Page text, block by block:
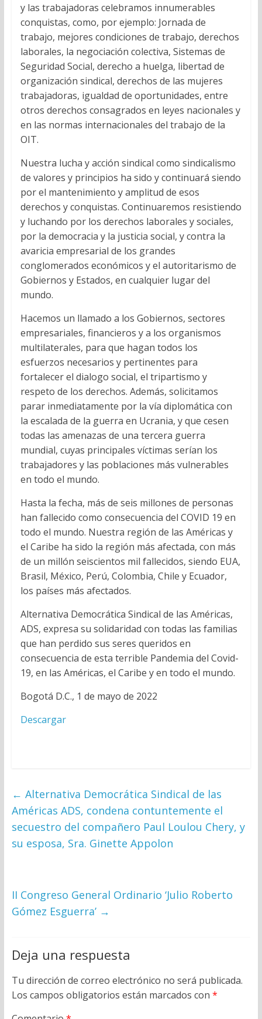
y las trabajadoras celebramos innumerables
conquistas, como, por ejemplo: Jornada de
trabajo, mejores condiciones de trabajo, derechos
laborales, la negociación colectiva, Sistemas de
Seguridad Social, derecho a huelga, libertad de
organización sindical, derechos de las mujeres
trabajadoras, igualdad de oportunidades, entre
otros derechos consagrados en leyes nacionales y
en las normas internacionales del trabajo de la
OIT.
Nuestra lucha y acción sindical como sindicalismo
de valores y principios ha sido y continuará siendo
por el mantenimiento y amplitud de esos
derechos y conquistas. Continuaremos resistiendo
y luchando por los derechos laborales y sociales,
por la democracia y la justicia social, y contra la
avaricia empresarial de los grandes
conglomerados económicos y el autoritarismo de
Gobiernos y Estados, en cualquier lugar del
mundo.
Hacemos un llamado a los Gobiernos, sectores
empresariales, financieros y a los organismos
multilaterales, para que hagan todos los
esfuerzos necesarios y pertinentes para
fortalecer el dialogo social, el tripartismo y
respeto de los derechos. Además, solicitamos
parar inmediatamente por la vía diplomática con
la escalada de la guerra en Ucrania, y que cesen
todas las amenazas de una tercera guerra
mundial, cuyas principales víctimas serían los
trabajadores y las poblaciones más vulnerables
en todo el mundo.
Hasta la fecha, más de seis millones de personas
han fallecido como consecuencia del COVID 19 en
todo el mundo. Nuestra región de las Américas y
el Caribe ha sido la región más afectada, con más
de un millón seiscientos mil fallecidos, siendo EUA,
Brasil, México, Perú, Colombia, Chile y Ecuador,
los países más afectados.
Alternativa Democrática Sindical de las Américas,
ADS, expresa su solidaridad con todas las familias
que han perdido sus seres queridos en
consecuencia de esta terrible Pandemia del Covid-
19, en las Américas, el Caribe y en todo el mundo.
Bogotá D.C., 1 de mayo de 2022
Descargar
← Alternativa Democrática Sindical de las
Américas ADS, condena contuntemente el
secuestro del compañero Paul Loulou Chery, y
su esposa, Sra. Ginette Appolon
II Congreso General Ordinario ‘Julio Roberto
Gómez Esguerra’ →
Deja una respuesta
Tu dirección de correo electrónico no será publicada.
Los campos obligatorios están marcados con *